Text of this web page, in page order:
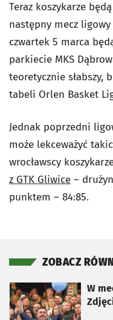
Teraz koszykarze
następny mecz
czwartek 5 marca
parkiecie MKS
teoretycznie słabszy,
tabeli Orlen Basket
Jednak poprzedni
może lekceważyć
wrocławscy
z GTK Gliwice –
punktem – 84:85.
ZOBACZ
W
otworzy się w nowej